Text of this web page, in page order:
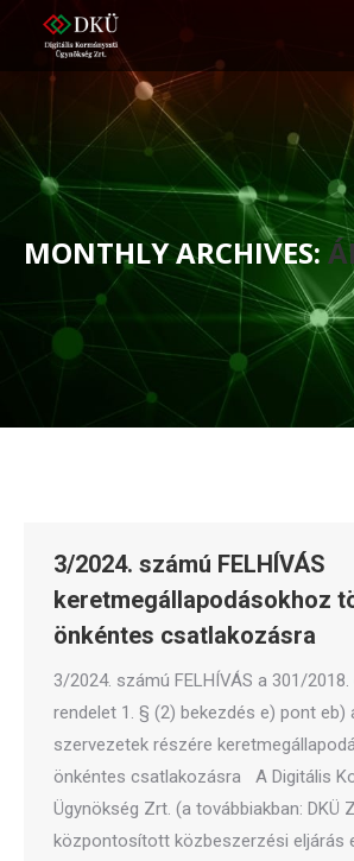
MONTHLY ARCHIVES:
You are
3/2024. számú FELHÍVÁS
keretmegállapodásokhoz
önkéntes csatlakozásra
3/2024. számú FELHÍVÁS a 301/2018.
rendelet 1. § (2) bekezdés e) pont eb)
szervezetek részére
önkéntes csatlakozásra A Digitális
Ügynökség Zrt. (a továbbiakban: DKÜ
központosított közbeszerzési eljárás